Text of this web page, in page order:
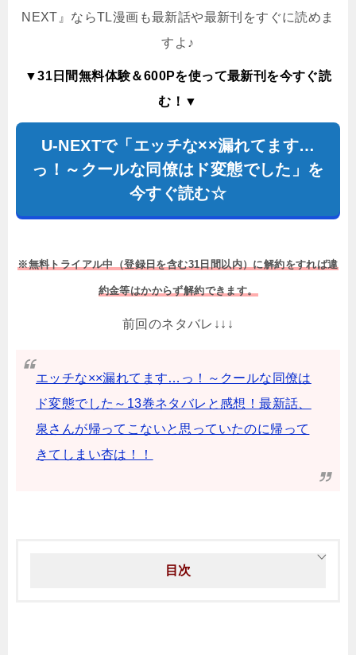
NEXT』ならTL漫画も最新話や最新刊をすぐに読めま
すよ♪
▼31日間無料体験＆600Pを使って最新刊を今すぐ読
む！▼
U-NEXTで「エッチな××漏れてます…
っ！～クールな同僚はド変態でした」を
今すぐ読む☆
※無料トライアル中（登録日を含む31日間以内）に解約をすれば違
約金等はかからず解約できます。
前回のネタバレ↓↓↓
エッチな××漏れてます…っ！～クールな同僚は
ド変態でした～13巻ネタバレと感想！最新話、
泉さんが帰ってこないと思っていたのに帰って
きてしまい杏は！！
目次